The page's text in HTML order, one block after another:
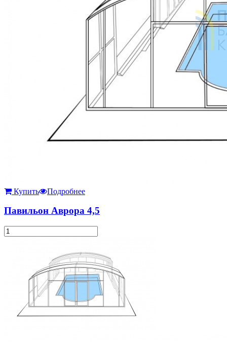
Купить Подробнее
Павильон Аврора 4,5